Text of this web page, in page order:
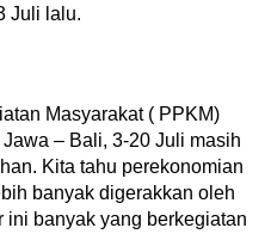
Juli lalu.
Masyarakat ( PPKM)
– Bali, 3-20 Juli masih
Kita tahu perekonomian
banyak digerakkan oleh
ini banyak yang berkegiatan